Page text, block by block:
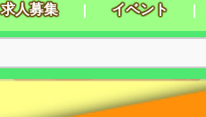
求人募集 イベント